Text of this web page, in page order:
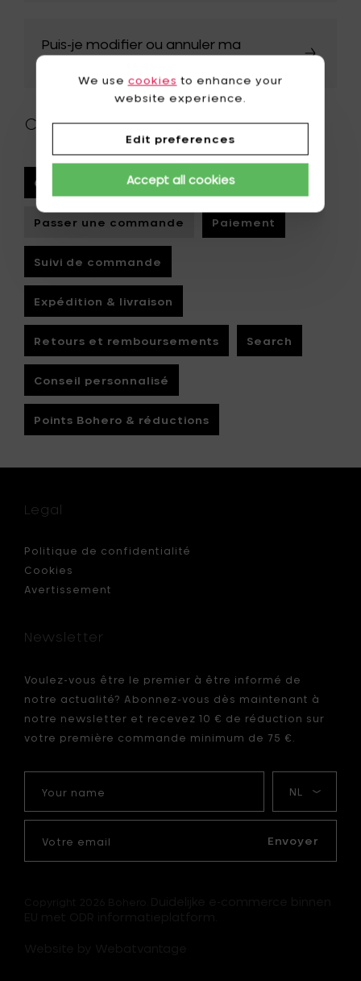
Puis-je modifier ou annuler ma
Choisir une autre catégorie
Compte client & inscription
Passer une commande Paiement
Suivi de commande
Expédition & livraison
Retours et remboursements Search
Conseil personnalisé
Points Bohero & réductions
Legal
Politique de confidentialité
Cookies
Avertissement
Newsletter
Voulez-vous être le premier à être informé de
notre actualité? Abonnez-vous dès maintenant à
notre newsletter et recevez 10 € de réduction sur
votre première commande minimum de 75 €.
name
langue
email
Envoyer
We use cookies to enhance your
website experience.
Edit preferences
Accept all cookies